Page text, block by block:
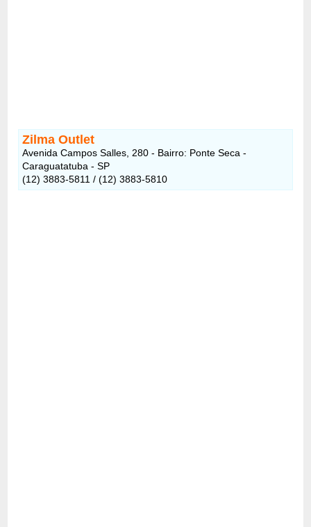
Zilma Outlet
Avenida Campos Salles, 280 - Bairro: Ponte Seca -
Caraguatatuba - SP
(12) 3883-5811 / (12) 3883-5810